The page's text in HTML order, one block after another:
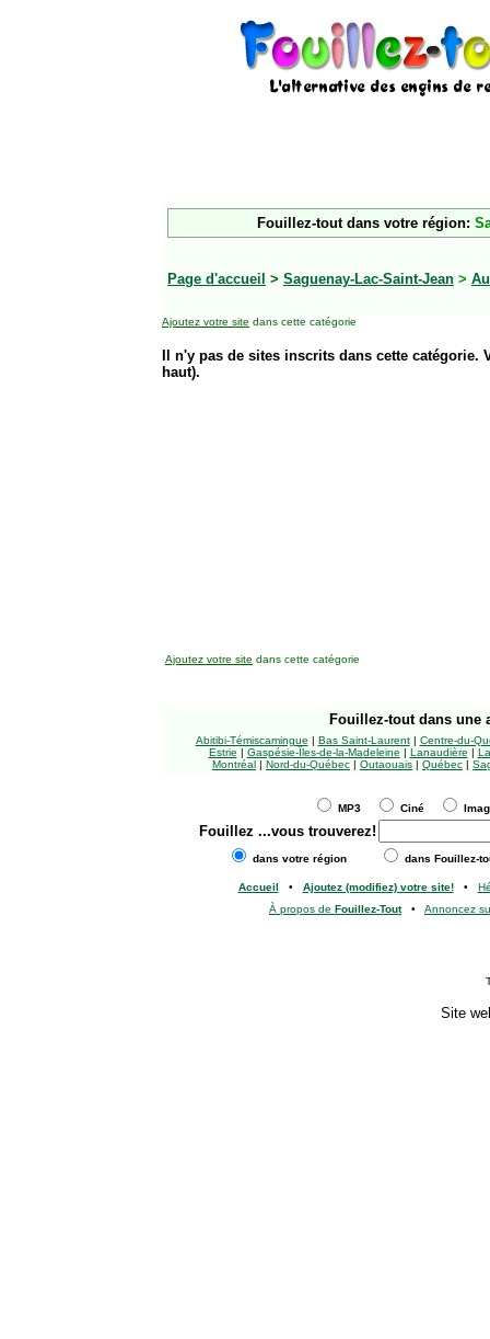
Fouillez-tout dans votre région:
Page d'accueil > Saguenay-Lac-Saint-Jean >
Ajoutez votre site dans cette catégorie
Il n'y pas de sites inscrits dans cette
haut).
Ajoutez votre site dans cette catégorie
Fouillez-tout dans une
Abitibi-Témiscamingue | Bas Saint-Laurent| Centre-du-
Estrie | Gaspésie-Îles-de-la-Madeleine | Lanaudière |
Montréal | Nord-du-Québec | Outaouais | Québec |
MP3 Ciné
Fouillez ...vous trouverez!
dans votre région dans Fouillez-
Accueil • Ajoutez (modifiez) votre site!•
À propos de Fouillez-Tout• Annoncez
Site